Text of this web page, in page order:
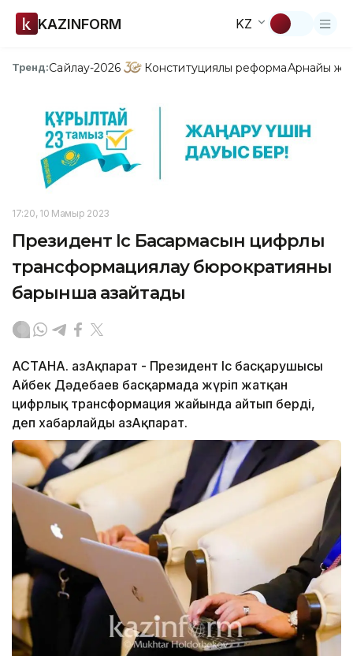
KAZINFORM KZ
Тренд:Сайлау-2026 Конституциялық реформаАрнайы
17:20, 10 Мамыр 2023
Президент Іс Басқармасын цифрлық
трансформациялау бюрократияны
барынша азайтады
АСТАНА. ҚазАқпарат - Президент Іс басқарушысы
Айбек Дәдебаев басқармада жүріп жатқан
цифрлық трансформация жайында айтып берді,
деп хабарлайды ҚазАқпарат.